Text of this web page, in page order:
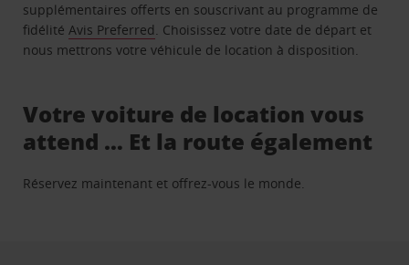
supplémentaires offerts en souscrivant au programme de
fidélitéAvis Preferred. Choisissez votre date de départ et
nous mettrons votre véhicule de location à disposition.
Votre voiture de location vous
attend … Et la route également
Réservez maintenant et offrez-vous le monde.